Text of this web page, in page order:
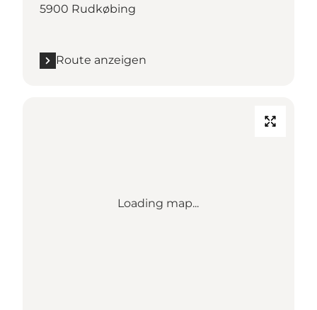
5900 Rudkøbing
Route anzeigen
Loading map...